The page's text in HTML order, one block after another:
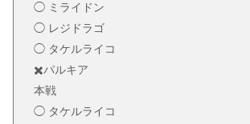
◯ ミライドン
◯ レジドラゴ
◯ タケルライコ
✖️パルキア
本戦
◯ タケルライコ